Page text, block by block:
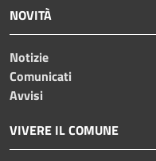
NOVITÀ
Notizie
Comunicati
Avvisi
VIVERE IL COMUNE